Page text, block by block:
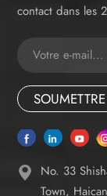
contact dans les
SOUMETTRE
No. 33
Town,